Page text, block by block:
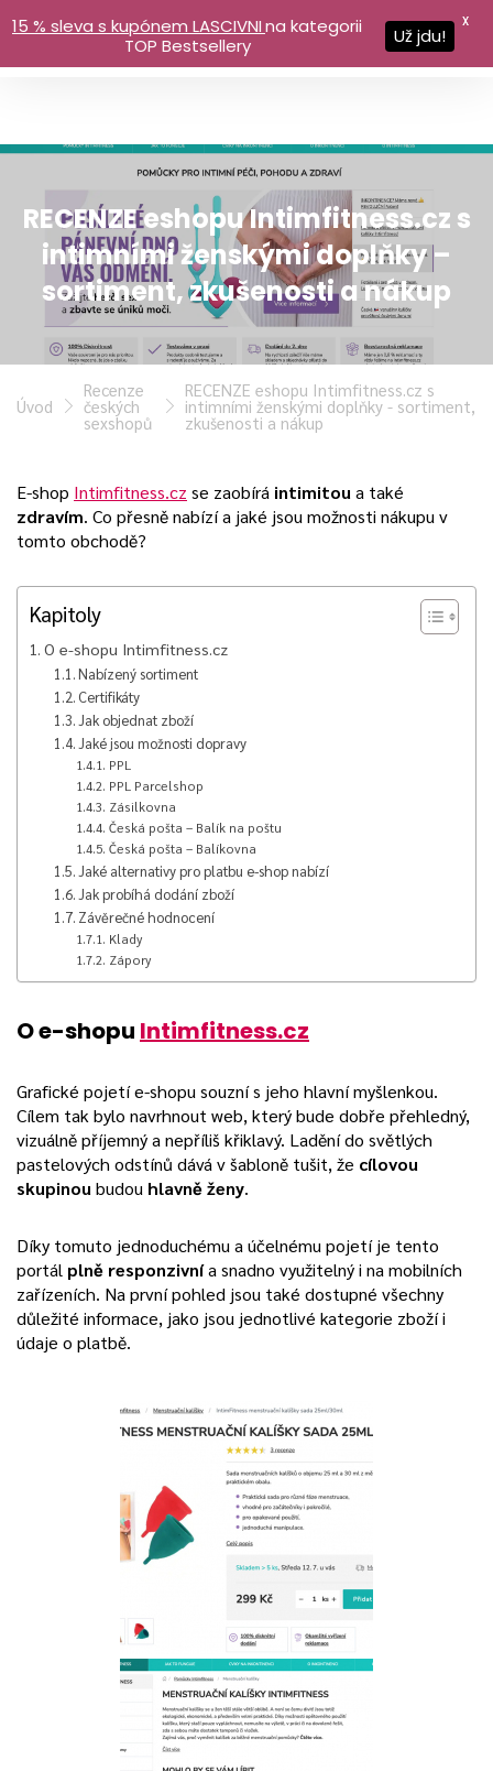
RECENZE eshopu Intimfitness.cz s
intimními ženskými doplňky –
sortiment, zkušenosti a nákup
Úvod
Recenze
českých
sexshopů
RECENZE eshopu Intimfitness.cz s
intimními ženskými doplňky - sortiment,
zkušenosti a nákup
E-shop Intimfitness.cz se zaobírá intimitou a také
zdravím. Co přesně nabízí a jaké jsou možnosti nákupu v
tomto obchodě?
Kapitoly
O e-shopu Intimfitness.cz
Nabízený sortiment
Certifikáty
Jak objednat zboží
Jaké jsou možnosti dopravy
PPL
PPL Parcelshop
Zásilkovna
Česká pošta – Balík na poštu
Česká pošta – Balíkovna
Jaké alternativy pro platbu e-shop nabízí
Jak probíhá dodání zboží
Závěrečné hodnocení
Klady
Zápory
O e-shopu Intimfitness.cz
Grafické pojetí e-shopu souzní s jeho hlavní myšlenkou.
Cílem tak bylo navrhnout web, který bude dobře přehledný,
vizuálně příjemný a nepříliš křiklavý. Ladění do světlých
pastelových odstínů dává v šabloně tušit, že cílovou
skupinou budou hlavně ženy.
Díky tomuto jednoduchému a účelnému pojetí je tento
portál plně responzivnía snadno využitelný i na mobilních
zařízeních. Na první pohled jsou také dostupné všechny
důležité informace, jako jsou jednotlivé kategorie zboží i
údaje o platbě.
15 % sleva s kupónem LASCIVNIna kategorii
TOP Bestsellery
Už jdu!
X